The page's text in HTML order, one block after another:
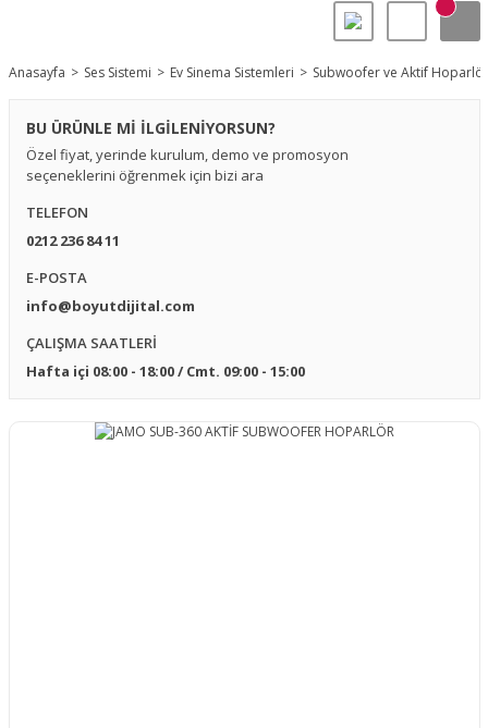
Anasayfa Ses Sistemi Ev Sinema Sistemleri Subwoofer ve Aktif
BU ÜRÜNLE Mİ İLGİLENİYORSUN?
Özel fiyat, yerinde kurulum, demo ve promosyon
seçeneklerini öğrenmek için bizi ara
TELEFON
0212 236 84 11
E-POSTA
info@boyutdijital.com
ÇALIŞMA SAATLERİ
Hafta içi 08:00 - 18:00 / Cmt. 09:00 - 15:00